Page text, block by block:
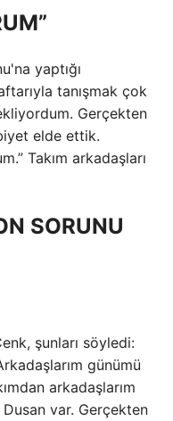
yaptığı
tanışmak çok
Gerçekten
elde ettik.
Takım arkadaşları
SORUNU
şunları söyledi:
günümü
arkadaşlarım
var. Gerçekten